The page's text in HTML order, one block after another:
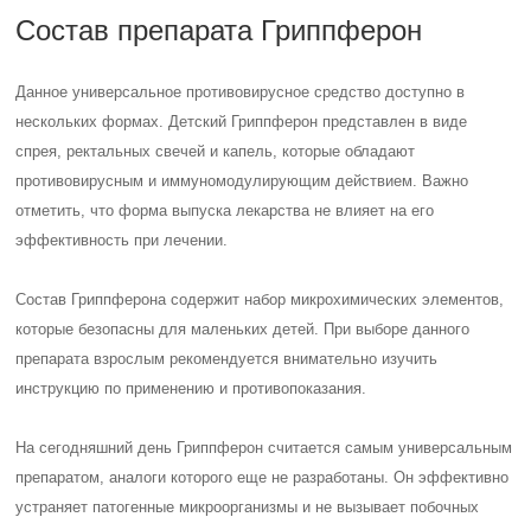
Состав препарата Гриппферон
Данное универсальное противовирусное средство доступно в
нескольких формах. Детский Гриппферон представлен в виде
спрея, ректальных свечей и капель, которые обладают
противовирусным и иммуномодулирующим действием. Важно
отметить, что форма выпуска лекарства не влияет на его
эффективность при лечении.
Состав Гриппферона содержит набор микрохимических элементов,
которые безопасны для маленьких детей. При выборе данного
препарата взрослым рекомендуется внимательно изучить
инструкцию по применению и противопоказания.
На сегодняшний день Гриппферон считается самым универсальным
препаратом, аналоги которого еще не разработаны. Он эффективно
устраняет патогенные микроорганизмы и не вызывает побочных